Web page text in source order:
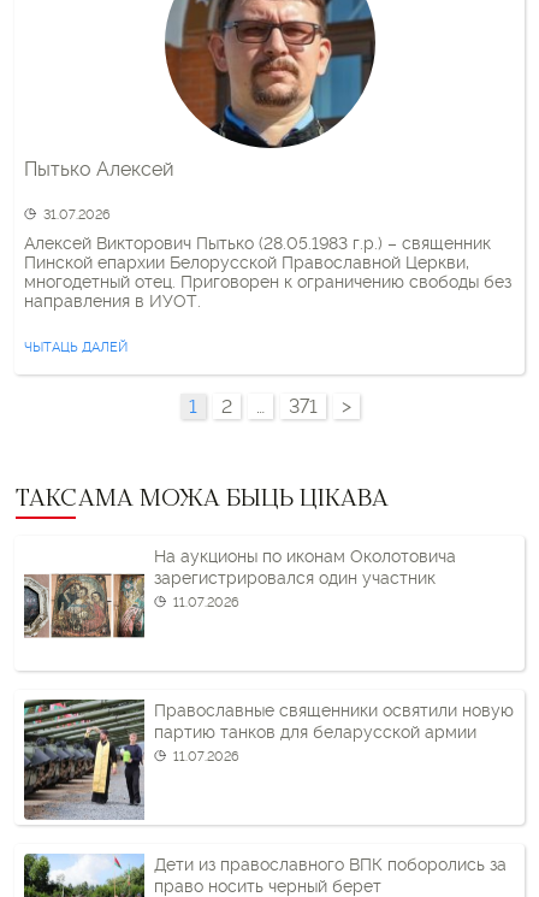
Пытько Алексей
31.07.2026
Алексей Викторович Пытько (28.05.1983 г.р.) – священник
Пинской епархии Белорусской Православной Церкви,
многодетный отец. Приговорен к ограничению свободы без
направления в ИУОТ.
ЧЫТАЦЬ ДАЛЕЙ
1 2 … 371 >
ТАКСАМА МОЖА БЫЦЬ ЦІКАВА
На аукционы по иконам Околотовича
зарегистрировался один участник
11.07.2026
Православные священники освятили новую
партию танков для беларусской армии
11.07.2026
Дети из православного ВПК поборолись за
право носить черный берет